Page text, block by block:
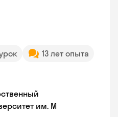
13 лет опыта
им. М